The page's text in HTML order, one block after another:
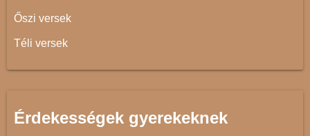
Őszi versek
Téli versek
Érdekességek gyerekeknek